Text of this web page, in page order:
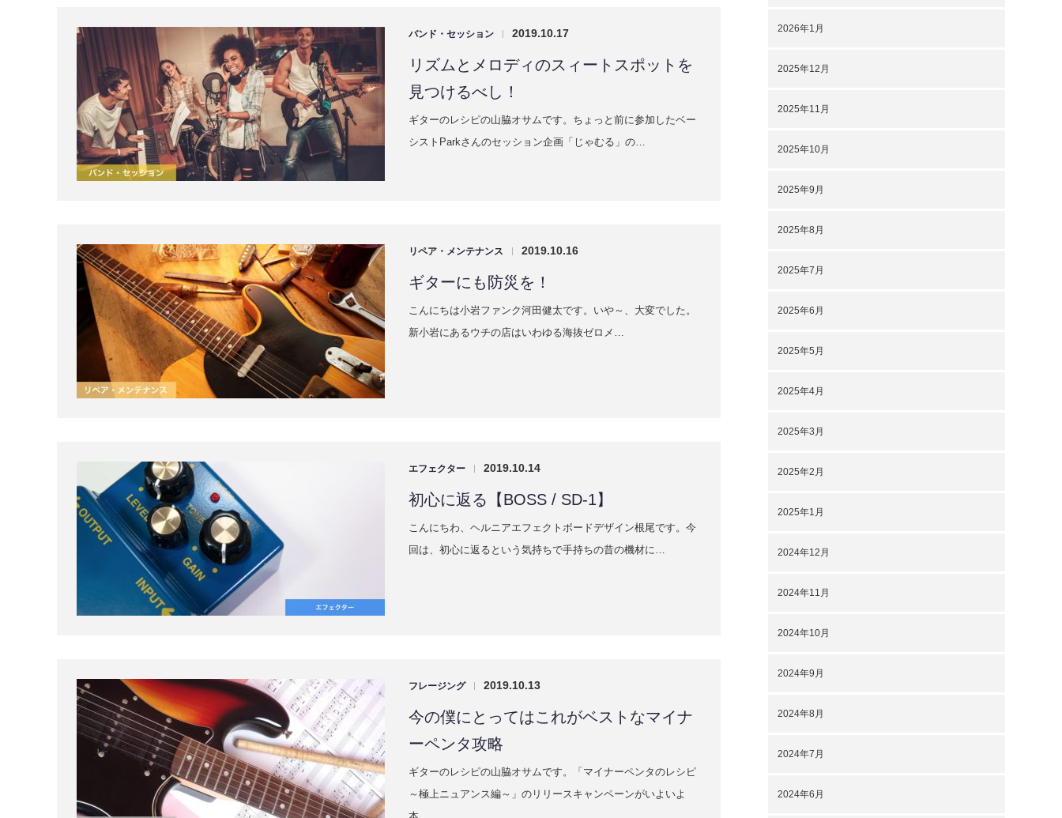
バンド・セッション | 2019.10.17
リズムとメロディのスィートスポットを
見つけるべし！
ギターのレシピの山脇オサムです。ちょっと前に参加したベー
シストParkさんのセッション企画「じゃむる」の…
リペア・メンテナンス | 2019.10.16
ギターにも防災を！
こんにちは小岩ファンク河田健太です。いや～、大変でした。
新小岩にあるウチの店はいわゆる海抜ゼロメ…
エフェクター | 2019.10.14
初心に返る【BOSS / SD-1】
こんにちわ、ヘルニアエフェクトボードデザイン根尾です。今
回は、初心に返るという気持ちで手持ちの昔の機材に…
フレージング | 2019.10.13
今の僕にとってはこれがベストなマイナ
ーペンタ攻略
ギターのレシピの山脇オサムです。「マイナーペンタのレシピ
～極上ニュアンス編～」のリリースキャンペーンがいよいよ
2026年1月
2025年12月
2025年11月
2025年10月
2025年9月
2025年8月
2025年7月
2025年6月
2025年5月
2025年4月
2025年3月
2025年2月
2025年1月
2024年12月
2024年11月
2024年10月
2024年9月
2024年8月
2024年7月
2024年6月